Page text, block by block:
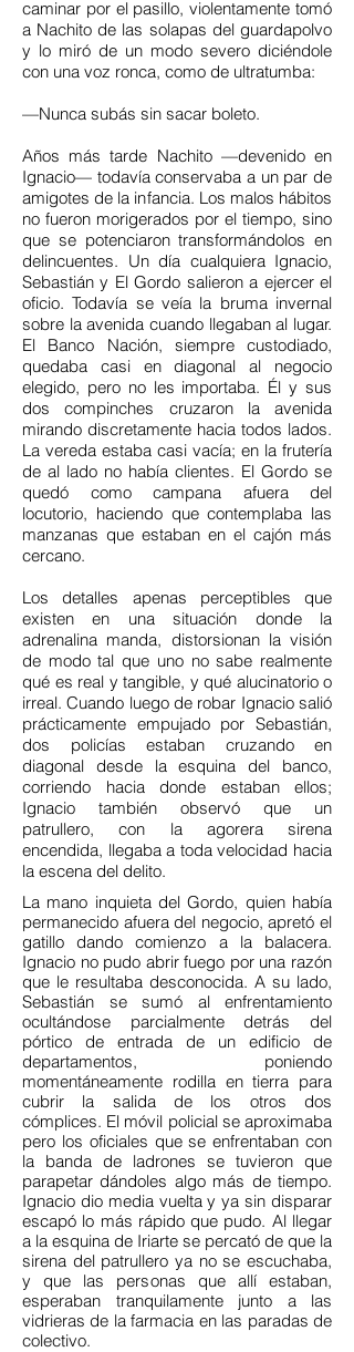
caminar por el pasillo, violentamente tomó
a Nachito de las solapas del guardapolvo
y lo miró de un modo severo diciéndole
con una voz ronca, como de ultratumba:
—Nunca subás sin sacar boleto.
Años más tarde Nachito —devenido en
Ignacio— todavía conservaba a un par de
amigotes de la infancia. Los malos hábitos
no fueron morigerados por el tiempo, sino
que se potenciaron transformándolos en
delincuentes. Un día cualquiera Ignacio,
Sebastián y El Gordo salieron a ejercer el
oficio. Todavía se veía la bruma invernal
sobre la avenida cuando llegaban al lugar.
El Banco Nación, siempre custodiado,
quedaba casi en diagonal al negocio
elegido, pero no les importaba. Él y sus
dos compinches cruzaron la avenida
mirando discretamente hacia todos lados.
La vereda estaba casi vacía; en la frutería
de al lado no había clientes. El Gordo se
quedó como campana afuera del
locutorio, haciendo que contemplaba las
manzanas que estaban en el cajón más
cercano.
Los detalles apenas perceptibles que
existen en una situación donde la
adrenalina manda, distorsionan la visión
de modo tal que uno no sabe realmente
qué es real y tangible, y qué alucinatorio o
irreal. Cuando luego de robar Ignacio salió
prácticamente empujado por Sebastián,
dos policías estaban cruzando en
diagonal desde la esquina del banco,
corriendo hacia donde estaban ellos;
Ignacio también observó que un
patrullero, con la agorera sirena
encendida, llegaba a toda velocidad hacia
la escena del delito.
La mano inquieta del Gordo, quien había
permanecido afuera del negocio, apretó el
gatillo dando comienzo a la balacera.
Ignacio no pudo abrir fuego por una razón
que le resultaba desconocida. A su lado,
Sebastián se sumó al enfrentamiento
ocultándose parcialmente detrás del
pórtico de entrada de un edificio de
departamentos, poniendo
momentáneamente rodilla en tierra para
cubrir la salida de los otros dos
cómplices. El móvil policial se aproximaba
pero los oficiales que se enfrentaban con
la banda de ladrones se tuvieron que
parapetar dándoles algo más de tiempo.
Ignacio dio media vuelta y ya sin disparar
escapó lo más rápido que pudo. Al llegar
a la esquina de Iriarte se percató de que la
sirena del patrullero ya no se escuchaba,
y que las personas que allí estaban,
esperaban tranquilamente junto a las
vidrieras de la farmacia en las paradas de
colectivo.